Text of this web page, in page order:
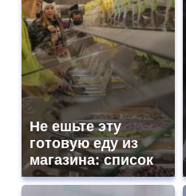
Не ешьте эту
готовую еду из
магазина: список